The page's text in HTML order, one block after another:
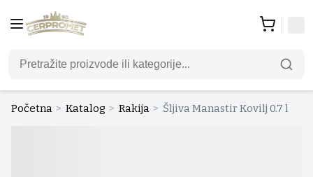
Početna > Katalog > Rakija > Šljiva Manastir Kovilj 0.7 l